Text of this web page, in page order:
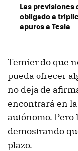
Las previsiones
obligado a
apuros a Tesla
Temiendo que
pueda ofrecer
no deja de
encontrará en
autónomo. Pero
demostrando
plazo.